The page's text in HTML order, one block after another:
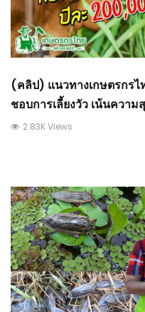
(คลิป) แนวทางเกษตรกรไ
ชอบการเลี้ยงวัว เน้นควา
เกษตร
2.83K Views